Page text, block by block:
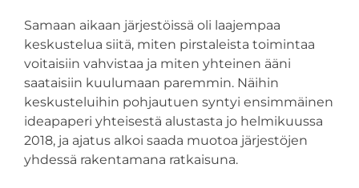
Samaan aikaan järjestöissä oli laajempaa
keskustelua siitä, miten pirstaleista toimintaa
voitaisiin vahvistaa ja miten yhteinen ääni
saataisiin kuulumaan paremmin. Näihin
keskusteluihin pohjautuen syntyi ensimmäinen
ideapaperi yhteisestä alustasta jo helmikuussa
2018, ja ajatus alkoi saada muotoa järjestöjen
yhdessä rakentamana ratkaisuna.